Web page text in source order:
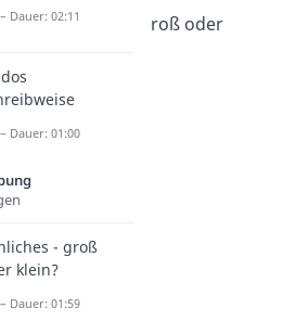
/ einiges - groß oder
01:30
Dauer: 02:11
Dauer: 01:00
- groß
klein?
Dauer: 01:59